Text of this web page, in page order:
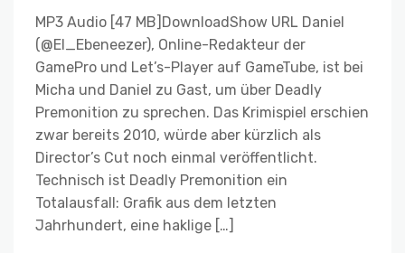
MP3 Audio [47 MB]DownloadShow URL Daniel
(@El_Ebeneezer), Online-Redakteur der
GamePro und Let’s-Player auf GameTube, ist bei
Micha und Daniel zu Gast, um über Deadly
Premonition zu sprechen. Das Krimispiel erschien
zwar bereits 2010, würde aber kürzlich als
Director’s Cut noch einmal veröffentlicht.
Technisch ist Deadly Premonition ein
Totalausfall: Grafik aus dem letzten
Jahrhundert, eine haklige […]